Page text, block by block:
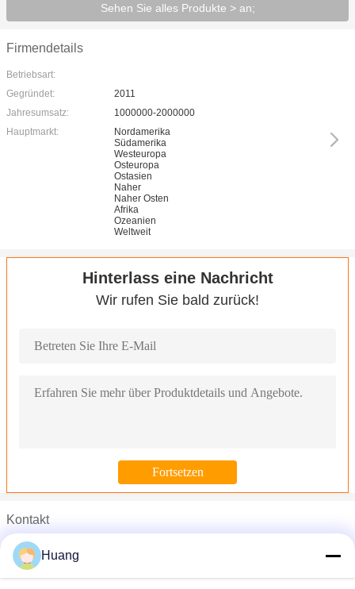
Sehen Sie alles Produkte > an;
Firmendetails
Betriebsart:
Gegründet:
2011
Jahresumsatz:
1000000-2000000
Hauptmarkt:
Nordamerika
Südamerika
Westeuropa
Osteuropa
Ostasien
Naher
Naher Osten
Afrika
Ozeanien
Weltweit
Hinterlass eine Nachricht
Wir rufen Sie bald zurück!
Kontakt
Mr. John
Huang